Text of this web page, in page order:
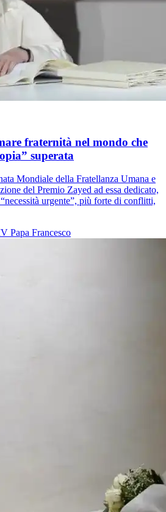
fraternità nel mondo che
superata
Mondiale della Fratellanza Umana e
del Premio Zayed ad essa dedicato,
urgente”, più forte di conflitti,
Papa Francesco